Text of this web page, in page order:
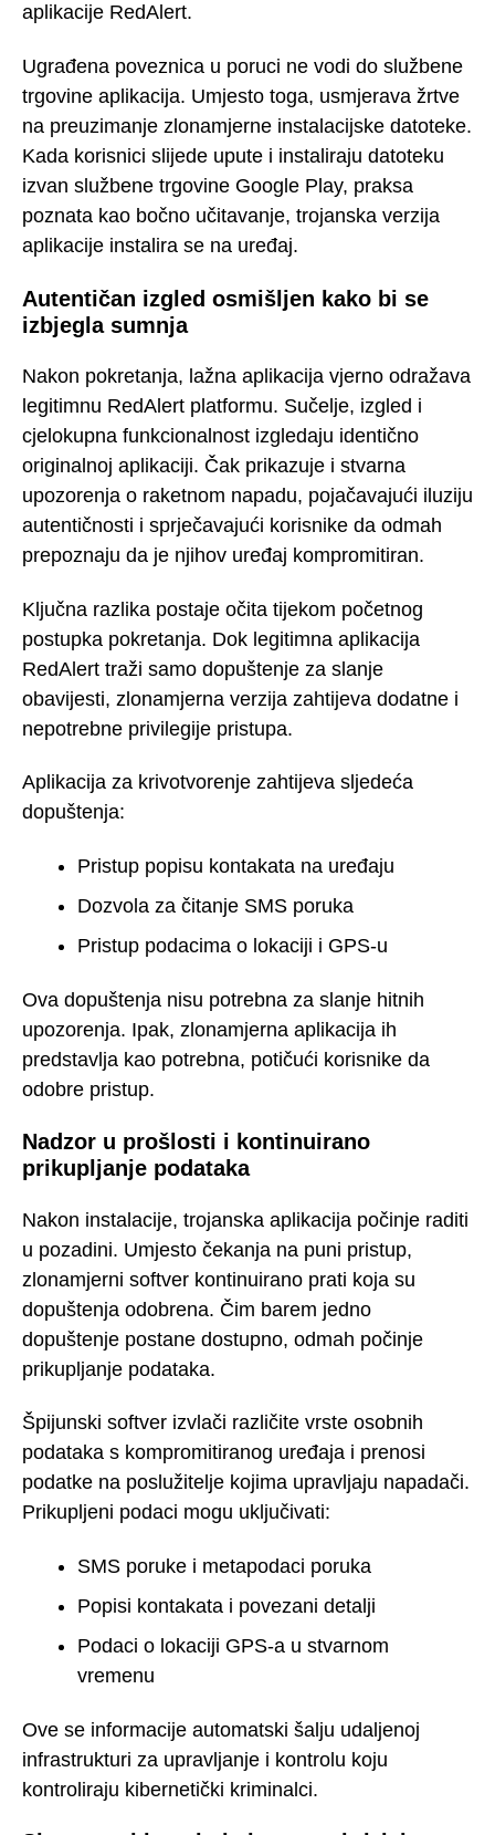
aplikacije RedAlert.
Ugrađena poveznica u poruci ne vodi do službene
trgovine aplikacija. Umjesto toga, usmjerava žrtve
na preuzimanje zlonamjerne instalacijske datoteke.
Kada korisnici slijede upute i instaliraju datoteku
izvan službene trgovine Google Play, praksa
poznata kao bočno učitavanje, trojanska verzija
aplikacije instalira se na uređaj.
Autentičan izgled osmišljen kako bi se
izbjegla sumnja
Nakon pokretanja, lažna aplikacija vjerno odražava
legitimnu RedAlert platformu. Sučelje, izgled i
cjelokupna funkcionalnost izgledaju identično
originalnoj aplikaciji. Čak prikazuje i stvarna
upozorenja o raketnom napadu, pojačavajući iluziju
autentičnosti i sprječavajući korisnike da odmah
prepoznaju da je njihov uređaj kompromitiran.
Ključna razlika postaje očita tijekom početnog
postupka pokretanja. Dok legitimna aplikacija
RedAlert traži samo dopuštenje za slanje
obavijesti, zlonamjerna verzija zahtijeva dodatne i
nepotrebne privilegije pristupa.
Aplikacija za krivotvorenje zahtijeva sljedeća
dopuštenja:
Pristup popisu kontakata na uređaju
Dozvola za čitanje SMS poruka
Pristup podacima o lokaciji i GPS-u
Ova dopuštenja nisu potrebna za slanje hitnih
upozorenja. Ipak, zlonamjerna aplikacija ih
predstavlja kao potrebna, potičući korisnike da
odobre pristup.
Nadzor u prošlosti i kontinuirano
prikupljanje podataka
Nakon instalacije, trojanska aplikacija počinje raditi
u pozadini. Umjesto čekanja na puni pristup,
zlonamjerni softver kontinuirano prati koja su
dopuštenja odobrena. Čim barem jedno
dopuštenje postane dostupno, odmah počinje
prikupljanje podataka.
Špijunski softver izvlači različite vrste osobnih
podataka s kompromitiranog uređaja i prenosi
podatke na poslužitelje kojima upravljaju napadači.
Prikupljeni podaci mogu uključivati:
SMS poruke i metapodaci poruka
Popisi kontakata i povezani detalji
Podaci o lokaciji GPS-a u stvarnom
vremenu
Ove se informacije automatski šalju udaljenoj
infrastrukturi za upravljanje i kontrolu koju
kontroliraju kibernetički kriminalci.